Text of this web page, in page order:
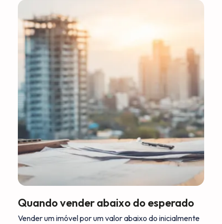
Quando vender abaixo do esperado
Vender um imóvel por um valor abaixo do inicialmente